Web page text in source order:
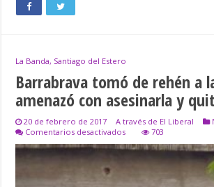
La Banda, Santiago del Estero
Barrabrava tomó de rehén a
amenazó con asesinarla y
20 de febrero de 2017 A través de El Liberal
Comentarios desactivadosen
tomó
de
703